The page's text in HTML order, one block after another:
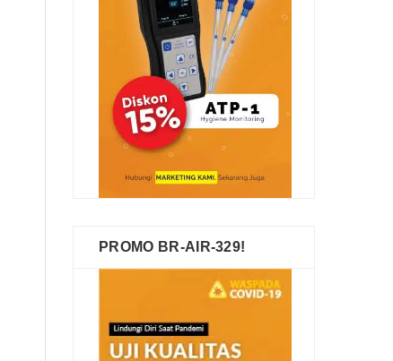
PROMO BR-AIR-329!